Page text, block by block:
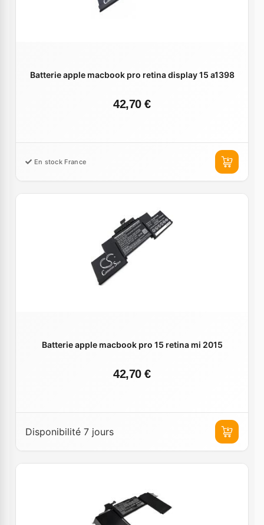
Batterie apple macbook pro retina display 15 a1398
42,70 €
En stock France
Batterie apple macbook pro 15 retina mi 2015
42,70 €
Disponibilité 7 jours